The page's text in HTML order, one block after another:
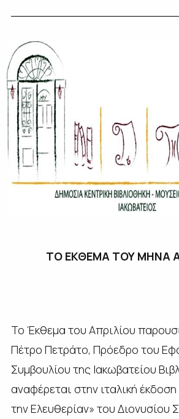
ΤΟ ΕΚΘΕΜΑ ΤΟΥ ΜΗΝΑ
Το Έκθεμα του Απριλίου
Πέτρο Πετράτο, Πρόεδρο του
Συμβουλίου της Ιακωβατείου
αναφέρεται στην ιταλική
την Ελευθερίαν» του Διονυσίου